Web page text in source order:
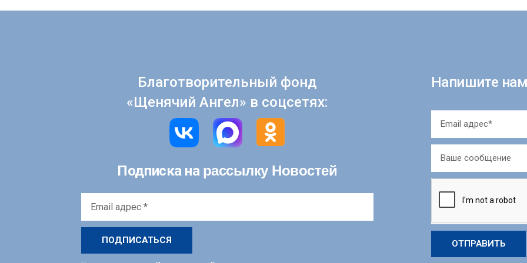
Благотворительный фонд
«Щенячий Ангел» в соцсетях:
Подписка на рассылку Новостей
адрес
*
Напишите
ОТПРАВИТЬ